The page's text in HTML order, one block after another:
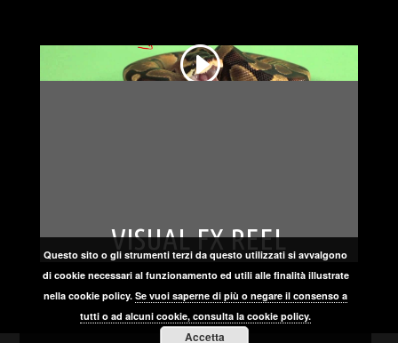
Contenuto non disponibile. Accetta la Cookie policy cliccando su "Accetta" nel banner dell'informativa
VISUAL FX REEL
Questo sito o gli strumenti terzi da questo utilizzati si avvalgono
di cookie necessari al funzionamento ed utili alle finalità illustrate
nella cookie policy.Se vuoi saperne di più o negare il consenso a
tutti o ad alcuni cookie, consulta la cookie policy.
Accetta